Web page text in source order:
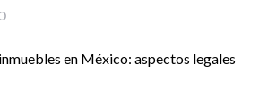
en México: aspectos legales